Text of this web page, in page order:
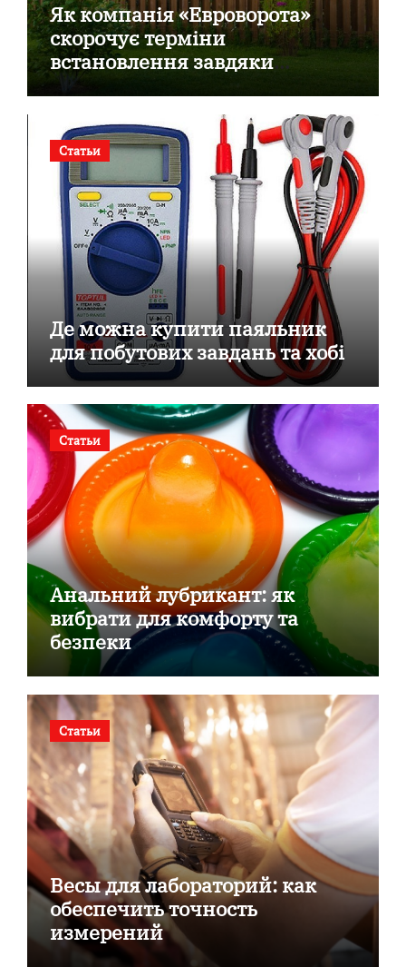
Як компанія «Евроворота»
скорочує терміни
встановлення завдяки
готовим секційним воротам
Статьи
Де можна купити паяльник
для побутових завдань та хобі
Статьи
Анальний лубрикант: як
вибрати для комфорту та
безпеки
Статьи
Весы для лабораторий: как
обеспечить точность
измерений